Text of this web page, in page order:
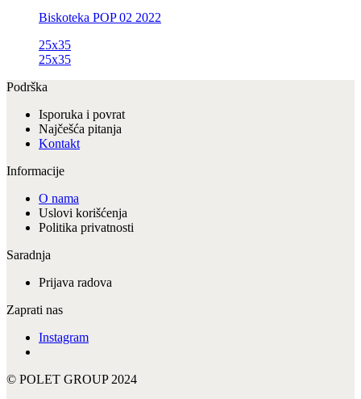
Biskoteka POP 02 2022
25x35
25x35
Podrška
Isporuka i povrat
Najčešća pitanja
Kontakt
Informacije
O nama
Uslovi korišćenja
Politika privatnosti
Saradnja
Prijava radova
Zaprati nas
Instagram
© POLET GROUP 2024